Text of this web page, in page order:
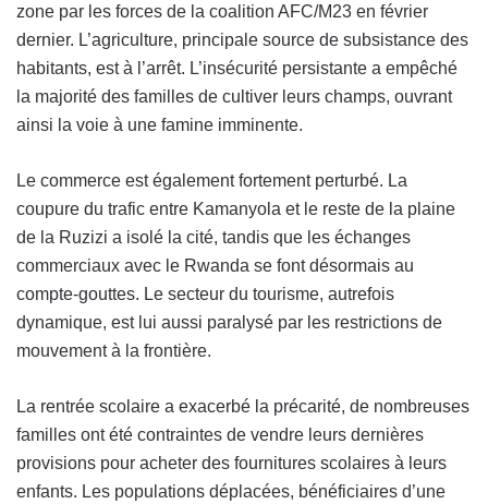
zone par les forces de la coalition AFC/M23 en février
dernier. L’agriculture, principale source de subsistance des
habitants, est à l’arrêt. L’insécurité persistante a empêché
la majorité des familles de cultiver leurs champs, ouvrant
ainsi la voie à une famine imminente.
Le commerce est également fortement perturbé. La
coupure du trafic entre Kamanyola et le reste de la plaine
de la Ruzizi a isolé la cité, tandis que les échanges
commerciaux avec le Rwanda se font désormais au
compte-gouttes. Le secteur du tourisme, autrefois
dynamique, est lui aussi paralysé par les restrictions de
mouvement à la frontière.
La rentrée scolaire a exacerbé la précarité, de nombreuses
familles ont été contraintes de vendre leurs dernières
provisions pour acheter des fournitures scolaires à leurs
enfants. Les populations déplacées, bénéficiaires d’une